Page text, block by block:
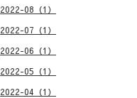
2022-08（1）
2022-07（1）
2022-06（1）
2022-05（1）
2022-04（1）